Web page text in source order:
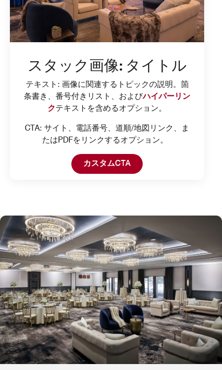
スタック画像: タイトル
テキスト: 画像に関連するトピックの説明。箇
条書き、番号付きリスト、およびハイパーリン
クテキストを含めるオプション。
CTA: サイト、電話番号、道順/地図リンク、ま
たはPDFをリンクするオプション。
カスタムCTA